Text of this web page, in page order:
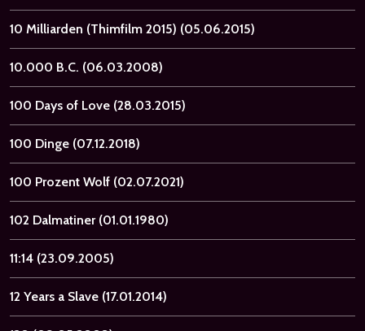
10 Milliarden (Thimfilm 2015) (05.06.2015)
10.000 B.C. (06.03.2008)
100 Days of Love (28.03.2015)
100 Dinge (07.12.2018)
100 Prozent Wolf (02.07.2021)
102 Dalmatiner (01.01.1980)
11:14 (23.09.2005)
12 Years a Slave (17.01.2014)